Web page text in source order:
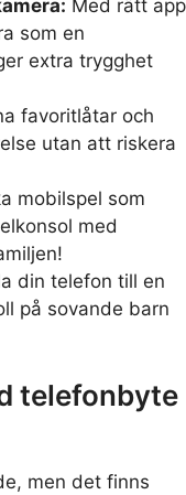
Med rätt app
som en
extra trygghet
favoritlåtar och
utan att riskera
mobilspel som
med
din telefon till en
på sovande barn
telefonbyte
men det finns